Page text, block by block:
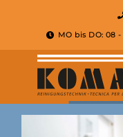
MO bis DO: 08 -